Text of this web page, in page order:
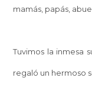
mamás, papás,
Tuvimos la inmesa
regaló un hermoso